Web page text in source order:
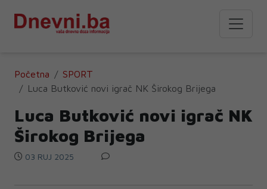
Početna
SPORT
Luca Butković novi igrač NK Širokog Brijega
Luca Butković novi igrač NK
Širokog Brijega
03 RUJ 2025